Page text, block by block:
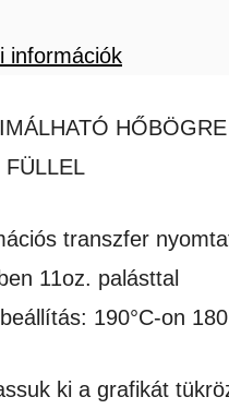
információk
FÜLLEL
transzfer
11oz. palásttal
190°C-on
ki a grafikát